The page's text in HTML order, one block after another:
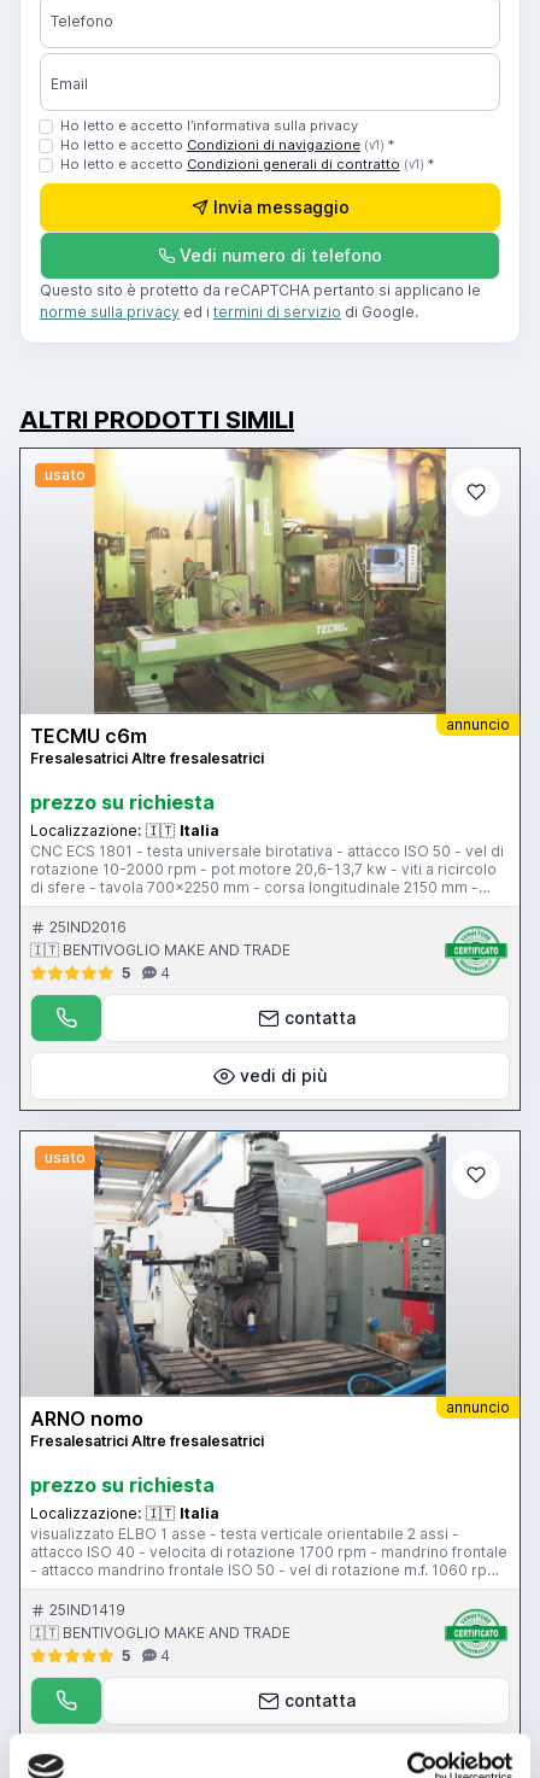
Telefono
Email
Ho letto e accetto l’informativa sulla privacy
Ho letto e accetto Condizioni di navigazione (v1) *
Ho letto e accetto Condizioni generali di contratto (v1) *
Invia messaggio
Vedi numero di telefono
Questo sito è protetto da reCAPTCHA pertanto si applicano le
norme sulla privacy ed i termini di servizio di Google.
ALTRI PRODOTTI SIMILI
usato
annuncio
TECMU c6m
Fresalesatrici Altre fresalesatrici
prezzo su richiesta
Localizzazione: 🇮🇹 Italia
CNC ECS 1801 - testa universale birotativa - attacco ISO 50 - vel di
rotazione 10-2000 rpm - pot motore 20,6-13,7 kw - viti a ricircolo
di sfere - tavola 700x2250 mm - corsa longitudinale 2150 mm -
corsa trasversale 1300 mm - corsa verticale 800 mm - tipologia di
scorrimento guide piane - pensile di comando - volantino
elettronico
25IND2016
🇮🇹 BENTIVOGLIO MAKE AND TRADE
5
4
contatta
vedi di più
usato
annuncio
ARNO nomo
Fresalesatrici Altre fresalesatrici
prezzo su richiesta
Localizzazione: 🇮🇹 Italia
visualizzato ELBO 1 asse - testa verticale orientabile 2 assi -
attacco ISO 40 - velocita di rotazione 1700 rpm - mandrino frontale
- attacco mandrino frontale ISO 50 - vel di rotazione m.f. 1060 rpm
- tavola 1600x780 mm - corsa longitudinale tavola 1500 mm -
corsa trasversale tavola 750 mm - corsa trasversale slittone 650
mm - corsa verticale 750 mm - pensili di comando
25IND1419
🇮🇹 BENTIVOGLIO MAKE AND TRADE
5
4
contatta